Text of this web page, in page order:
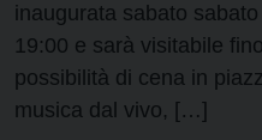
inaugurata sabato
19:00 e sarà visitabile
possibilità di cena in
musica dal vivo, […]